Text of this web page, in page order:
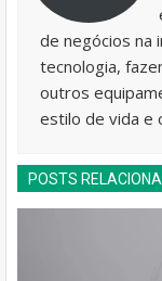
de negócios na
tecnologia,
outros
estilo de vida e
POSTS